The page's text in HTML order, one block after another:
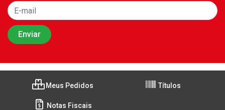
Meus Pedidos Títulos
Notas Fiscais